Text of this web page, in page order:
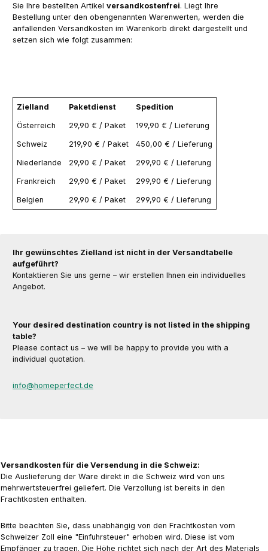
Sie Ihre bestellten Artikel versandkostenfrei. Liegt Ihre
Bestellung unter den obengenannten Warenwerten, werden die
anfallenden Versandkosten im Warenkorb direkt dargestellt und
setzen sich wie folgt zusammen:
Zielland Paketdienst Spedition
Österreich 29,90 € / Paket 199,90 € / Lieferung
Schweiz 219,90 € / Paket 450,00 € / Lieferung
Niederlande 29,90 € / Paket 299,90 € / Lieferung
Frankreich 29,90 € / Paket 299,90 € / Lieferung
Belgien 29,90 € / Paket 299,90 € / Lieferung
Ihr gewünschtes Zielland ist nicht in der Versandtabelle
aufgeführt?
Kontaktieren Sie uns gerne – wir erstellen Ihnen ein individuelles
Angebot.
Your desired destination country is not listed in the shipping
table?
Please contact us – we will be happy to provide you with a
individual quotation.
info@homeperfect.de
Versandkosten für die Versendung in die Schweiz:
Die Auslieferung der Ware direkt in die Schweiz wird von uns
mehrwertsteuerfrei geliefert. Die Verzollung ist bereits in den
Frachtkosten enthalten.
Bitte beachten Sie, dass unabhängig von den Frachtkosten vom
Schweizer Zoll eine "Einfuhrsteuer" erhoben wird. Diese ist vom
Empfänger zu tragen. Die Höhe richtet sich nach der Art des Materials